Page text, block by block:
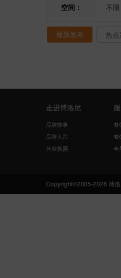
空间：
不限
最新发布 热
走进博洛尼
品牌故事
品牌大片
营业执照
整
整
全
Copyright©2005-2026 博